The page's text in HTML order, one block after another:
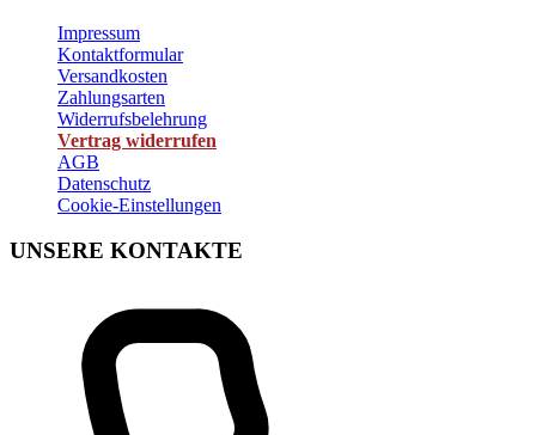
Impressum
Kontaktformular
Versandkosten
Zahlungsarten
Widerrufsbelehrung
Vertrag widerrufen
AGB
Datenschutz
Cookie-Einstellungen
UNSERE KONTAKTE